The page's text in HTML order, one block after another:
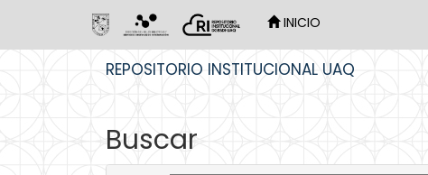
INICIO
REPOSITORIO INSTITUCIONAL UAQ
Buscar